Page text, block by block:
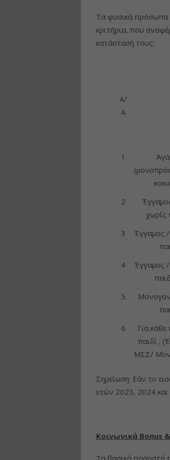
Τα φυσικά πρόσωπα
κριτήρια, που
κατάστασή τους:
Α/
Α
1
2
χωρίς
3
Έγγαμος
4
Έγγαμος
5
6
Για κάθε
παιδί ;
ΜΣΣ/
Σημείωση: Εάν το
ετών 2023, 2024
Κοινωνικά Bonus
Τα βασικά ποσοστά